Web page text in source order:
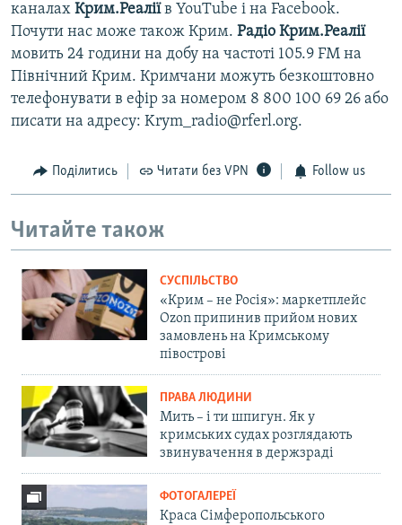
каналах Крим.Реаліїв YouTube і на Facebook.
Почути нас може також Крим. Радіо Крим.Реалії
мовить 24 години на добу на частоті 105.9 FM на
Північний Крим. Кримчани можуть безкоштовно
телефонувати в ефір за номером 8 800 100 69 26 або
писати на адресу: Krym_radio@rferl.org.
Поділитись Читати без VPN Follow us
Читайте також
СУСПІЛЬСТВО
«Крим – не Росія»: маркетплейс
Ozon припинив прийом нових
замовлень на Кримському
півострові
ПРАВА ЛЮДИНИ
Мить – і ти шпигун. Як у
кримських судах розглядають
звинувачення в держзраді
ФОТОГАЛЕРЕЇ
Краса Сімферопольського